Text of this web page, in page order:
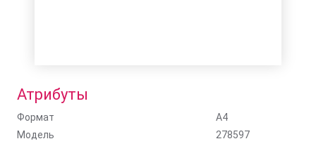
Атрибуты
Формат
A4
Модель
278597